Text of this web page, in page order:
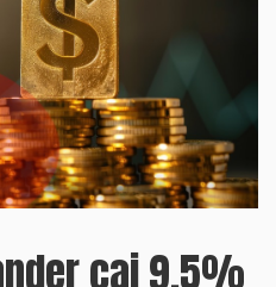
cai 9,5%